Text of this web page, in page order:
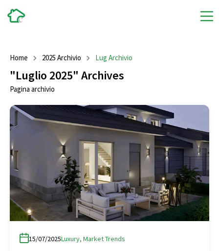
Home 2025 Archivio Lug Archivio
"Luglio 2025" Archives
Pagina archivio
15/07/2025Luxury, Market Trends